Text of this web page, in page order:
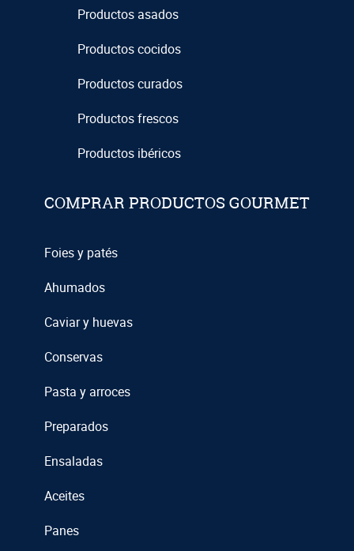
Productos asados
Productos cocidos
Productos curados
Productos frescos
Productos ibéricos
COMPRAR PRODUCTOS GOURMET
Foies y patés
Ahumados
Caviar y huevas
Conservas
Pasta y arroces
Preparados
Ensaladas
Aceites
Panes